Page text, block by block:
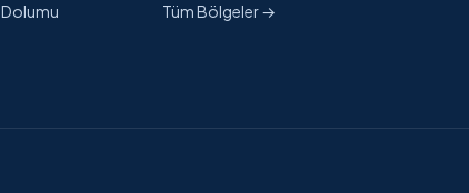
Dolumu
Tüm Bölgeler →